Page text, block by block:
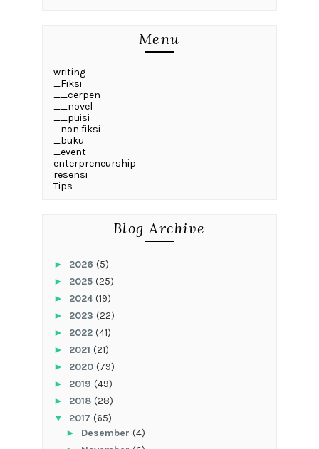
Menu
writing
_Fiksi
__cerpen
__novel
__puisi
_non fiksi
_buku
_event
enterpreneurship
resensi
Tips
Blog Archive
► 2026 (5)
► 2025 (25)
► 2024(19)
► 2023 (22)
► 2022 (41)
► 2021 (21)
► 2020 (79)
► 2019 (49)
► 2018 (28)
▼ 2017 (65)
► Desember (4)